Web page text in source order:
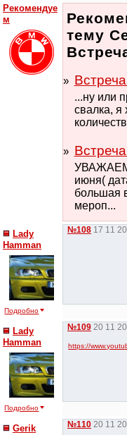
Рекомендуе
м
тему
...ну или
свалка, я
июня(
большая
мероп...
Lady
Hamman
Подробно
№108 17 11
Lady
Hamman
Подробно
№109 20 11
https://
Gerik №110 20 11